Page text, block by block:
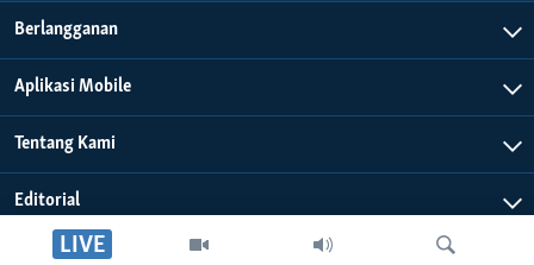
LIVE
Berlangganan
Aplikasi Mobile
Tentang Kami
Editorial